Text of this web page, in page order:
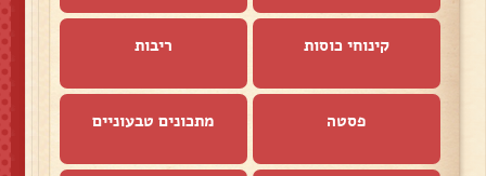
קינוחי כוסות ריבות
פסטה מתכונים טבעוניים